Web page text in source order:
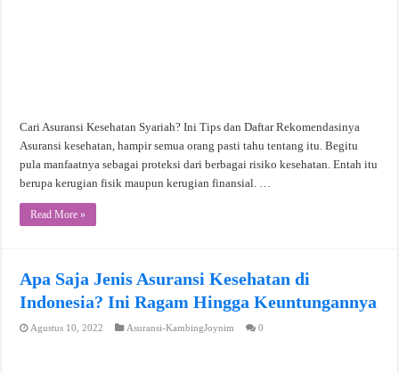
Cari Asuransi Kesehatan Syariah? Ini Tips dan Daftar Rekomendasinya
Asuransi kesehatan, hampir semua orang pasti tahu tentang itu. Begitu
pula manfaatnya sebagai proteksi dari berbagai risiko kesehatan. Entah itu
berupa kerugian fisik maupun kerugian finansial. …
Read More »
Apa Saja Jenis Asuransi Kesehatan di
Indonesia? Ini Ragam Hingga Keuntungannya
Agustus 10, 2022 Asuransi-KambingJoynim 0